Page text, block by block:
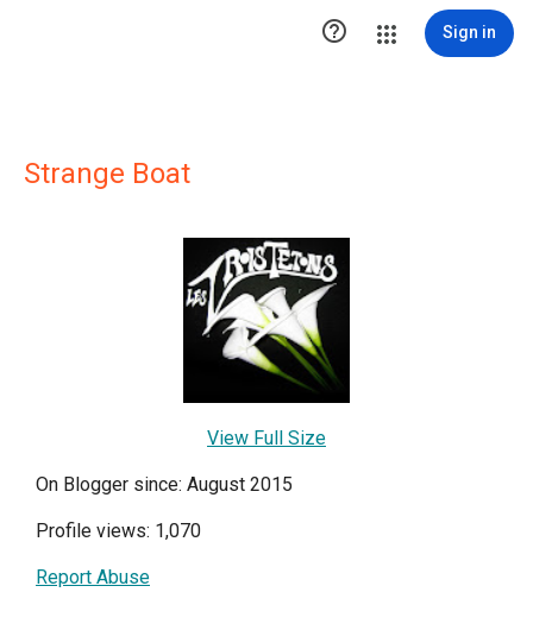
 Sign in
Strange Boat
View Full Size
On Blogger since: August 2015
Profile views: 1,070
Report Abuse